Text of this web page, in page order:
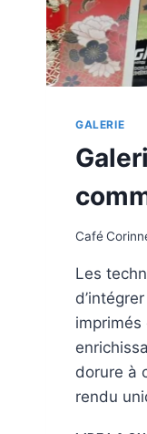
GALERIE
Café
Les
imprimés
dorure à
rendu